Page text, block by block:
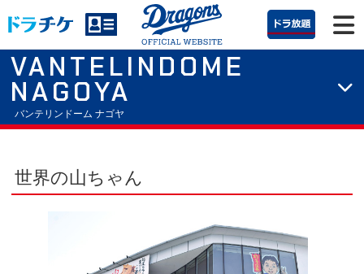
VANTELINDOME
NAGOYA
バンテリンドーム ナゴヤ
世界の山ちゃん